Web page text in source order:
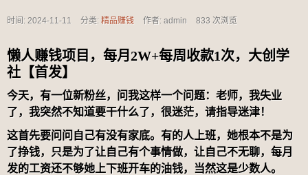
时间: 2024-11-11 分类: 精品赚钱 作者: admin 833 次浏览
懒人赚钱项目，每月2W+每周收款1次，大创学
社【首发】
今天，有一位新粉丝，问我这样一个问题：老师，我失业
了，我突然不知道要干什么了，很迷茫，请指导迷津！
这首先要问问自己有没有家底。有的人上班，她根本不是为
了挣钱，只是为了让自己有个事情做，让自己不无聊，每月
发的工资还不够她上下班开车的油钱，当然这是少数人。